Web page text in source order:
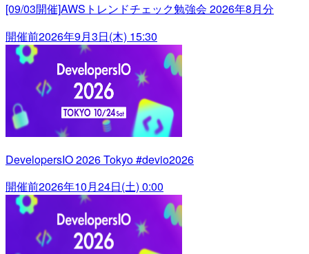
[09/03開催]AWSトレンドチェック勉強会 2026年8月分
開催前2026年9月3日(木) 15:30
DevelopersIO 2026 Tokyo #devio2026
開催前2026年10月24日(土) 0:00